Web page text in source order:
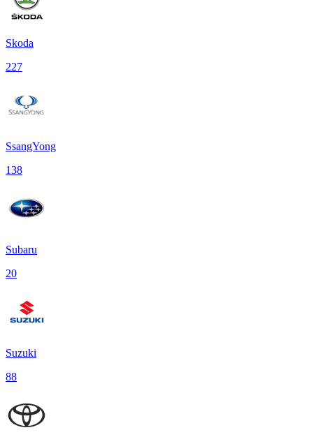
Skoda
227
SsangYong
138
Subaru
20
Suzuki
88